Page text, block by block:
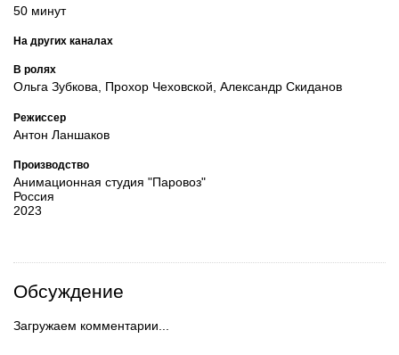
50 минут
На других каналах
В ролях
Ольга Зубкова, Прохор Чеховской, Александр Скиданов
Режиссер
Антон Ланшаков
Производство
Анимационная студия "Паровоз"
Россия
2023
Обсуждение
Загружаем комментарии...